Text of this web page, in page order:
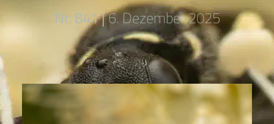
Nr. 841 |6. Dezember 2025